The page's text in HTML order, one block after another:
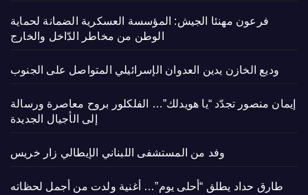
فرعون مهنئا الجيش: المؤسسة العسكرية الضمانة لحماية
الوطن من مخاطر الدّاخل والخارج
وديع الخازن يدين العدوان الإسرائيلي المتواصل على الجنوب
إيمان منصور تجدّد “يا هويدلك”… الفلكلور بروح معاصرة ورسالة
إلى الأجيال الجديدة
وفد من المستشفى اللبناني الإيطالي زار خريس
طارق حداد يطلق “أحلى يوم”… أغنية ولدت من أجمل لحظاته